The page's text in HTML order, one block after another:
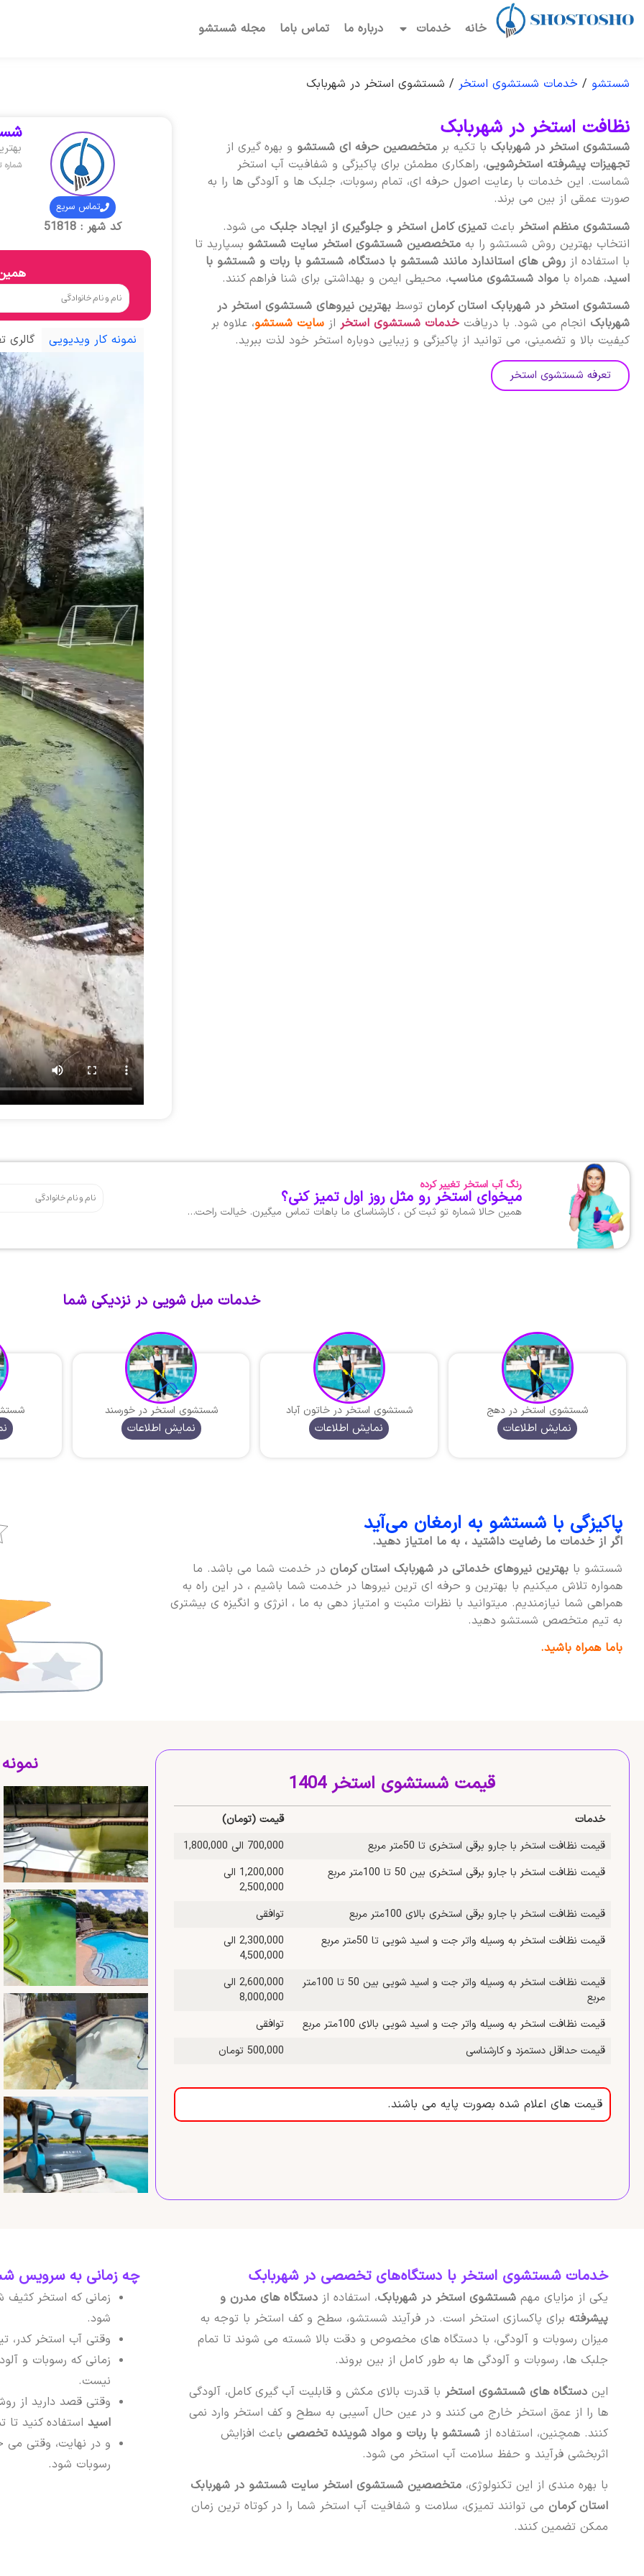
خانه خدمات درباره ما تماس باما مجله شستشو
شستشو / خدمات شستشوی استخر / شستشوی استخر در شهربابک
نظافت استخر در شهربابک
شستشوی استخر در شهربابک با تکیه بر متخصصین حرفه ای شستشو و بهره گیری از
تجهیزات پیشرفته استخرشویی، راهکاری مطمئن برای پاکیزگی و شفافیت آب استخر
شماست. این خدمات با رعایت اصول حرفه ای، تمام رسوبات، جلبک ها و آلودگی ها را به
صورت عمقی از بین می برند.
شستشوی منظم استخر باعث تمیزی کامل استخر و جلوگیری از ایجاد جلبک می شود.
انتخاب بهترین روش شستشو را به متخصصین شستشوی استخر سایت شستشو بسپارید تا
با استفاده از روش های استاندارد مانند شستشو با دستگاه، شستشو با ربات و شستشو با
اسید، همراه با مواد شستشوی مناسب، محیطی ایمن و بهداشتی برای شنا فراهم کنند.
شستشوی استخر در شهربابک استان کرمان توسط بهترین نیروهای شستشوی استخر در
شهربابک انجام می شود. با دریافت خدمات شستشوی استخر از سایت شستشو، علاوه بر
کیفیت بالا و تضمینی، می توانید از پاکیزگی و زیبایی دوباره استخر خود لذت ببرید.
تعرفه شستشوی استخر
تماس سریع
کد شهر : 51818
شماره
نمونه کار ویدیویی گالری
رنگ آب استخر تغییر کرده
میخوای استخر رو مثل روز اول تمیز کنی؟
همین حالا شماره تو ثبت کن ، کارشناسای ما باهات تماس میگیرن. خیالت راحت…
خدمات مبل شویی در نزدیکی شما
شستشوی استخر در دهج
نمایش اطلاعات
شستشوی استخر در خاتون آباد
نمایش اطلاعات
شستشوی استخر در خورسند
نمایش اطلاعات
پاکیزگی با شستشو به ارمغان می‌آید
اگر از خدمات ما رضایت داشتید ، به ما امتیاز دهید.
شستشو با بهترین نیروهای خدماتی در شهربابک استان کرمان در خدمت شما می باشد. ما
همواره تلاش میکنیم با بهترین و حرفه ای ترین نیروها در خدمت شما باشیم ، در این راه به
همراهی شما نیازمندیم. میتوانید با نظرات مثبت و امتیاز دهی به ما ، انرژی و انگیزه ی بیشتری
به تیم متخصص شستشو دهید.
باما همراه باشید.
قیمت شستشوی استخر 1404
خدمات
قیمت (تومان)
قیمت نظافت استخر با جارو برقی استخری تا 50متر مربع
700,000 الی 1,800,000
قیمت نظافت استخر با جارو برقی استخری بین 50 تا 100متر مربع
1,200,000 الی
2,500,000
قیمت نظافت استخر با جارو برقی استخری بالای 100متر مربع
توافقی
قیمت نظافت استخر به وسیله واتر جت و اسید شویی تا 50متر مربع
2,300,000 الی
4,500,000
قیمت نظافت استخر به وسیله واتر جت و اسید شویی بین 50 تا 100متر
مربع
2,600,000 الی
8,000,000
قیمت نظافت استخر به وسیله واتر جت و اسید شویی بالای 100متر مربع
توافقی
قیمت حداقل دستمزد و کارشناسی
500,000 تومان
قیمت های اعلام شده بصورت پایه می باشند.
خدمات شستشوی استخر با دستگاه‌های تخصصی در شهربابک
یکی از مزایای مهم شستشوی استخر در شهربابک، استفاده از دستگاه های مدرن و
پیشرفته برای پاکسازی استخر است. در فرآیند شستشو، سطح و کف استخر با توجه به
میزان رسوبات و آلودگی، با دستگاه های مخصوص و دقت بالا شسته می شوند تا تمام
جلبک ها، رسوبات و آلودگی ها به طور کامل از بین بروند.
این دستگاه های شستشوی استخر با قدرت بالای مکش و قابلیت آب گیری کامل، آلودگی
ها را از عمق استخر خارج می کنند و در عین حال آسیبی به سطح و کف استخر وارد نمی
کنند. همچنین، استفاده از شستشو با ربات و مواد شوینده تخصصی باعث افزایش
اثربخشی فرآیند و حفظ سلامت آب استخر می شود.
با بهره مندی از این تکنولوژی، متخصصین شستشوی استخر سایت شستشو در شهربابک
استان کرمان می توانند تمیزی، سلامت و شفافیت آب استخر شما را در کوتاه ترین زمان
ممکن تضمین کنند.
چه زمانی به سرویس
زمانی که استخر کثیف
شود.
وقتی آب استخر کدر،
زمانی که رسوبات و
نیست.
وقتی قصد دارید از
اسید استفاده کنید
و در نهایت، وقتی می
رسوبات شود.